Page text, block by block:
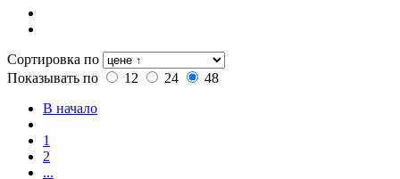
Сортировка по
Показывать по
12 24
48
В начало
1
2
...